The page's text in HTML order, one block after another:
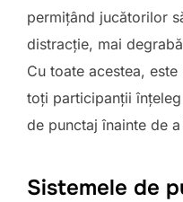
permițând jucătorilor
distracție, mai
Cu toate acestea,
toți participanții
de punctaj înainte de
Sistemele de